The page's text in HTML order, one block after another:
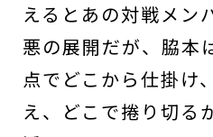
えるとあの対戦メン
悪の展開だが、脇本
点でどこから仕掛け
え、どこで捲り切る